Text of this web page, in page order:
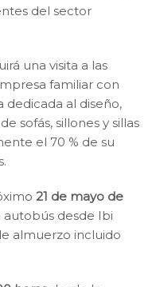
del sector
una visita a las
familiar con
dedicada al diseño,
sofás, sillones y sillas
el 70 % de su
21 de mayo de
desde Ibi
almuerzo incluido